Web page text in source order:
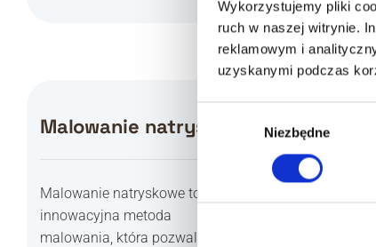
Wykorzystujemy pliki
ruch w naszej witrynie.
reklamowym i
uzyskanymi podczas
zgody
Niezbędne
Malowanie natryskowe
Malowanie natryskowe to
innowacyjna metoda
malowania, która pozwala na